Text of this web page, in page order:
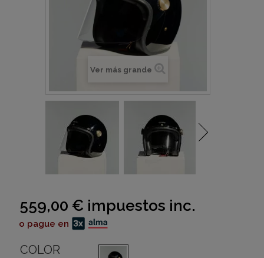
Ver más grande
559,00 € impuestos inc.
o pague en
COLOR